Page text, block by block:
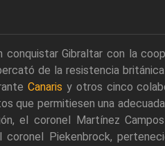
conquistar Gibraltar con la
de la resistencia
Canaris y otros cinco
que permitiesen una
el coronel Martínez
coronel Piekenbrock,